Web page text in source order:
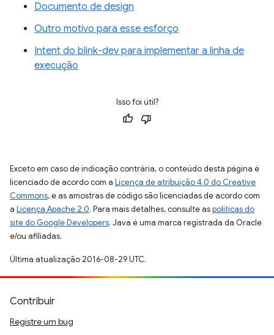
Documento de design
Outro motivo para esse esforço
Intent do blink-dev para implementar a linha de
execução
Isso foi útil?
Exceto em caso de indicação contrária, o conteúdo desta página é
licenciado de acordo com a Licença de atribuição 4.0 do Creative
Commons, e as amostras de código são licenciadas de acordo com
a Licença Apache 2.0. Para mais detalhes, consulte aspolíticas do
site do Google Developers. Java é uma marca registrada da Oracle
e/ou afiliadas.
Última atualização 2016-08-29 UTC.
Contribuir
Registre um bug